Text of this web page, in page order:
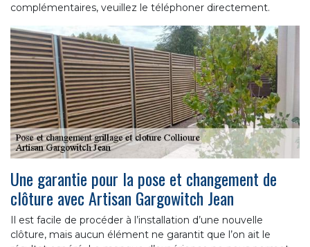
complémentaires, veuillez le téléphoner directement.
Une garantie pour la pose et changement de
clôture avec Artisan Gargowitch Jean
Il est facile de procéder à l’installation d’une nouvelle
clôture, mais aucun élément ne garantit que l’on ait le